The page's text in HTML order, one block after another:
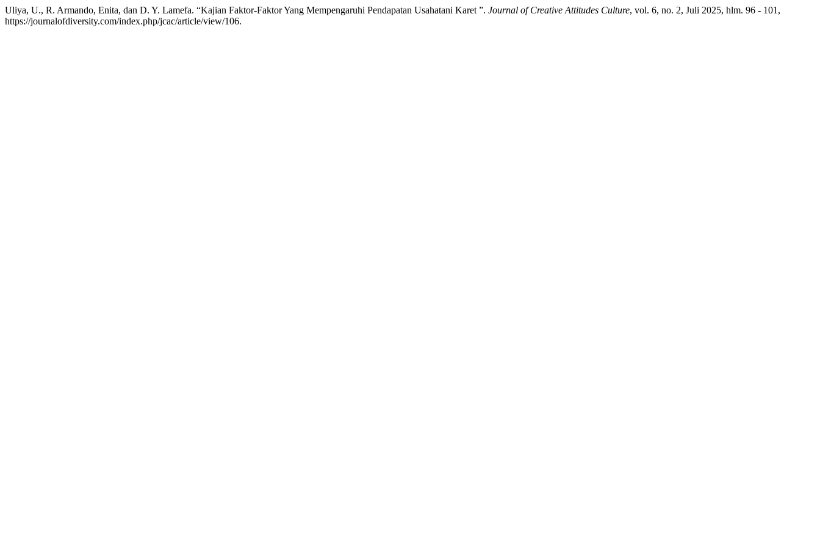
Uliya, U., R. Armando, Enita, dan D. Y. Lamefa. “Kajian Faktor-Faktor Yang Mempengaruhi Pendapatan Usahatani Karet ”. Journal of Creative Attitudes Culture, vol. 6, no. 2, Juli 2025, hlm. 96 - 101,
https://journalofdiversity.com/index.php/jcac/article/view/106.